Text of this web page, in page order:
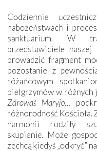
Codziennie
nabożeństwach i
sanktuarium. W
przedstawiciele
prowadzić fragment
pozostanie z
różańcowym
pielgrzymów w różnych
Zdrowaś Maryjo…
różnorodność Kościoła.
harmonii rodziły
skupienie. Może
zechcą kiedyś „odkryć”